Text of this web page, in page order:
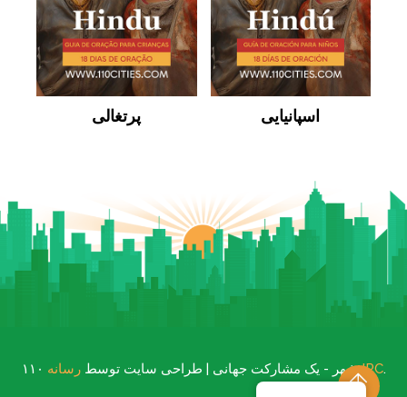
پرتغالی اسپانیایی
۱۱۰ شهر - یک مشارکت جهانی | طراحی سایت توسطرسانه IPC.